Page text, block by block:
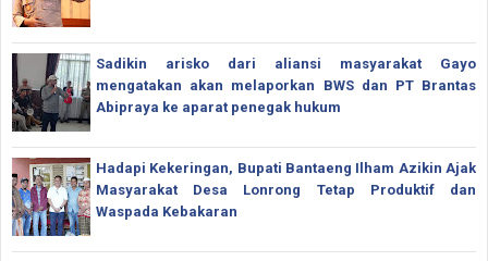
Sadikin arisko dari aliansi masyarakat Gayo
mengatakan akan melaporkan BWS dan PT Brantas
Abipraya ke aparat penegak hukum
Hadapi Kekeringan, Bupati Bantaeng Ilham Azikin Ajak
Masyarakat Desa Lonrong Tetap Produktif dan
Waspada Kebakaran